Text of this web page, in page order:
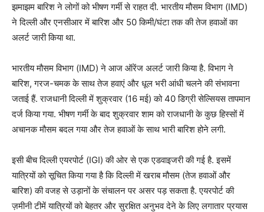
झमाझम बारिश ने लोगों को भीषण गर्मी से राहत दी. भारतीय मौसम विभाग (IMD)
ने दिल्ली और एनसीआर में बारिश और 50 किमी/घंटा तक की तेज हवाओं का
अलर्ट जारी किया था.
भारतीय मौसम विभाग (IMD) ने आज ऑरेंज अलर्ट जारी किया है. विभाग ने
बारिश, गरज-चमक के साथ तेज हवाएं और धूल भरी आंधी चलने की संभावना
जताई हैं. राजधानी दिल्ली में शुक्रवार (16 मई) को 40 डिग्री सेल्सियस तापमान
दर्ज किया गया. भीषण गर्मी के बाद शुक्रवार शाम को राजधानी के कुछ हिस्सों में
अचानक मौसम बदल गया और तेज हवाओं के साथ भारी बारिश होने लगी.
इसी बीच दिल्ली एयरपोर्ट (IGI) की ओर से एक एडवाइजरी की गई है. इसमें
यात्रियों को सूचित किया गया है कि दिल्ली में खराब मौसम (तेज हवाओं और
बारिश) की वजह से उड़ानों के संचालन पर असर पड़ सकता है. एयरपोर्ट की
ज़मीनी टीमें यात्रियों को बेहतर और सुरक्षित अनुभव देने के लिए लगातार प्रयास